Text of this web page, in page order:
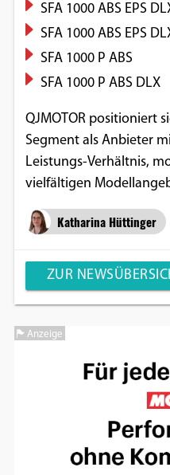
SFA 1000 ABS EPS
SFA 1000 ABS EPS
SFA 1000 P ABS
SFA 1000 P ABS DLX
QJMOTOR positioniert
Segment als Anbieter
Leistungs-Verhältnis,
vielfältigen
Katharina Hüttinger
ZUR
Anzeige